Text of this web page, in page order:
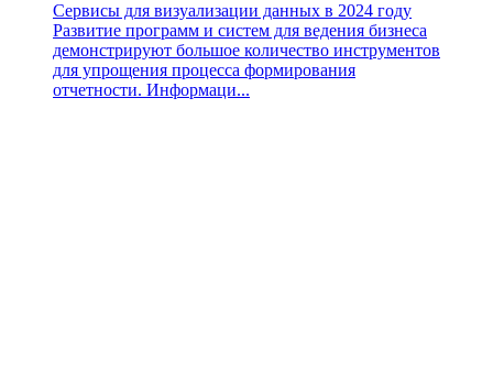
Сервисы для визуализации данных в 2024 году
Развитие программ и систем для ведения бизнеса
демонстрируют большое количество инструментов
для упрощения процесса формирования
отчетности. Информаци...